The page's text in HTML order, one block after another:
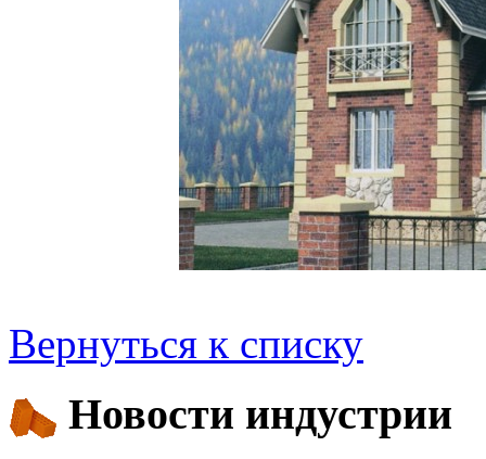
Вернуться к списку
Новости индустрии